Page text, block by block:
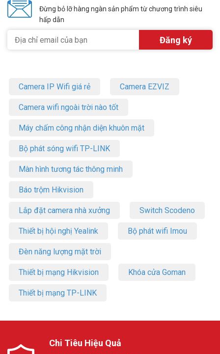
Đừng bỏ lỡ hàng ngàn sản phẩm từ chương trình siêu
hấp dẫn
Camera IP Wifi giá rẻ Camera EZVIZ
Camera wifi ngoài trời nào tốt
Máy chấm công nhận diện khuôn mặt
Bộ phát sóng wifi TP-LINK
Màn hình tương tác thông minh
Báo trộm Hikvision
Lắp đặt camera nhà xưởng Switch Scodeno
Thiết bị hội nghị Yealink Bộ phát wifi Imou
Đèn năng lượng mặt trời
Thiết bị mạng Hikvision Khóa cửa Goman
Thiết bị mạng TP-LINK
Chi Tiêu Hiệu Quả